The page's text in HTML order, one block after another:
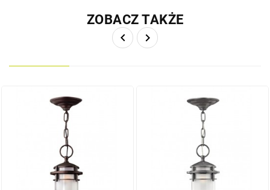
ZOBACZ TAKŻE
 